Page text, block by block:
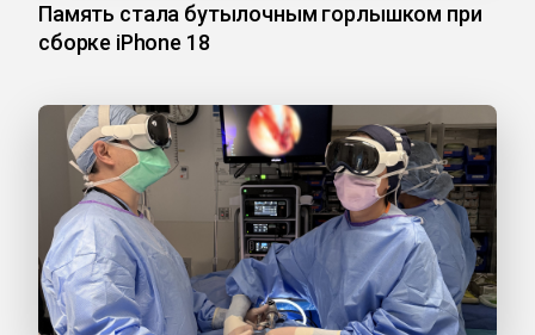
Память стала бутылочным горлышком при
сборке iPhone 18